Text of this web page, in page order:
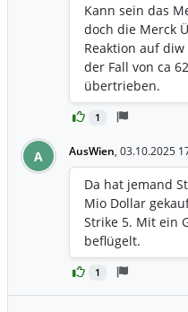
1
Kann sein das
doch die Merck
Reaktion auf
der Fall von ca
übertrieben.
A AusWien, 03.10.2025
1
Da hat jemand
Mio Dollar
Strike 5. Mit ein
beflügelt.